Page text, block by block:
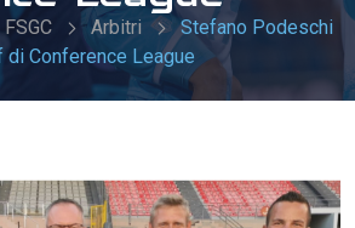
FSGC Arbitri
Stefano Podeschi
Conference League